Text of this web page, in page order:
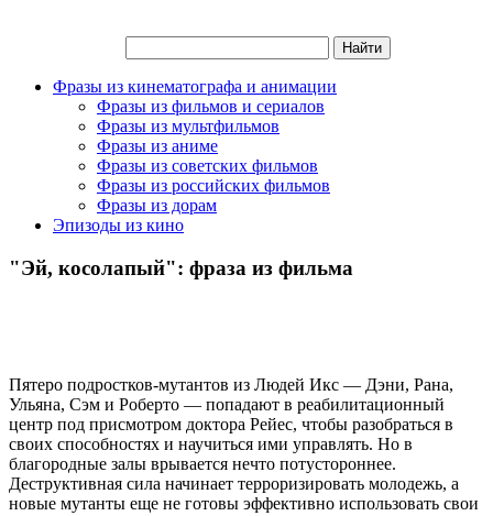
Фразы из кинематографа и анимации
Фразы из фильмов и сериалов
Фразы из мультфильмов
Фразы из аниме
Фразы из советских фильмов
Фразы из российских фильмов
Фразы из дорам
Эпизоды из кино
"Эй, косолапый": фраза из фильма
Пятеро подростков-мутантов из Людей Икс — Дэни, Рана,
Ульяна, Сэм и Роберто — попадают в реабилитационный
центр под присмотром доктора Рейес, чтобы разобраться в
своих способностях и научиться ими управлять. Но в
благородные залы врывается нечто потустороннее.
Деструктивная сила начинает терроризировать молодежь, а
новые мутанты еще не готовы эффективно использовать свои